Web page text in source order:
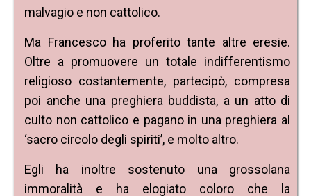
malvagio e non cattolico.
Ma Francesco ha proferito tante altre eresie.
Oltre a promuovere un totale indifferentismo
religioso costantemente, partecipò, compresa
poi anche una preghiera buddista, a un atto di
culto non cattolico e pagano in una preghiera al
‘sacro circolo degli spiriti’, e molto altro.
Egli ha inoltre sostenuto una grossolana
immoralità e ha elogiato coloro che la